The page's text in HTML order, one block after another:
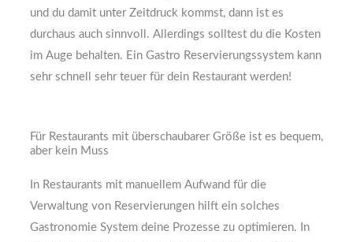
und du damit unter Zeitdruck kommst, dann ist es
durchaus auch sinnvoll. Allerdings solltest du die Kosten
im Auge behalten. Ein Gastro Reservierungssystem kann
sehr schnell sehr teuer für dein Restaurant werden!
Für Restaurants mit überschaubarer Größe ist es bequem,
aber kein Muss
In Restaurants mit manuellem Aufwand für die
Verwaltung von Reservierungen hilft ein solches
Gastronomie System deine Prozesse zu optimieren. In